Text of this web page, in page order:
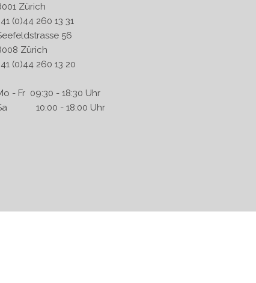
Zürich
(0)44 260 13 31
56
Zürich
(0)44 260 13 20
- Fr 09:30 - 18:30 Uhr
10:00 - 18:00 Uhr